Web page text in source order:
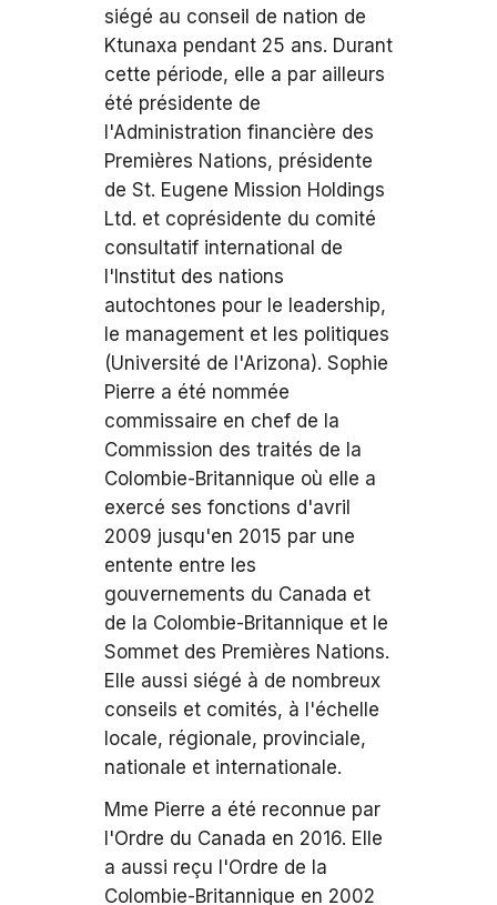
siégé au conseil de nation de
Ktunaxa pendant 25 ans. Durant
cette période, elle a par ailleurs
été présidente de
l'Administration financière des
Premières Nations, présidente
de St. Eugene Mission Holdings
Ltd. et coprésidente du comité
consultatif international de
l'Institut des nations
autochtones pour le leadership,
le management et les politiques
(Université de l'Arizona). Sophie
Pierre a été nommée
commissaire en chef de la
Commission des traités de la
Colombie-Britannique où elle a
exercé ses fonctions d'avril
2009 jusqu'en 2015 par une
entente entre les
gouvernements du Canada et
de la Colombie-Britannique et le
Sommet des Premières Nations.
Elle aussi siégé à de nombreux
conseils et comités, à l'échelle
locale, régionale, provinciale,
nationale et internationale.
Mme Pierre a été reconnue par
l'Ordre du Canada en 2016. Elle
a aussi reçu l'Ordre de la
Colombie-Britannique en 2002